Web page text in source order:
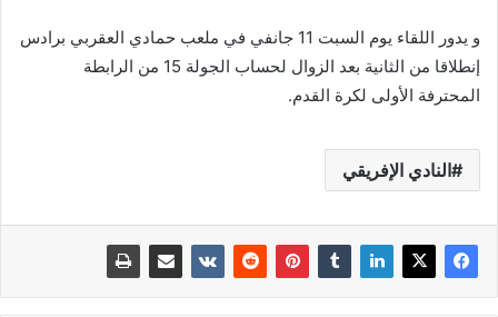
و يدور اللقاء يوم السبت 11 جانفي في ملعب حمادي العقربي برادس
إنطلاقا من الثانية بعد الزوال لحساب الجولة 15 من الرابطة
المحترفة الأولى لكرة القدم.
النادي الإفريقي